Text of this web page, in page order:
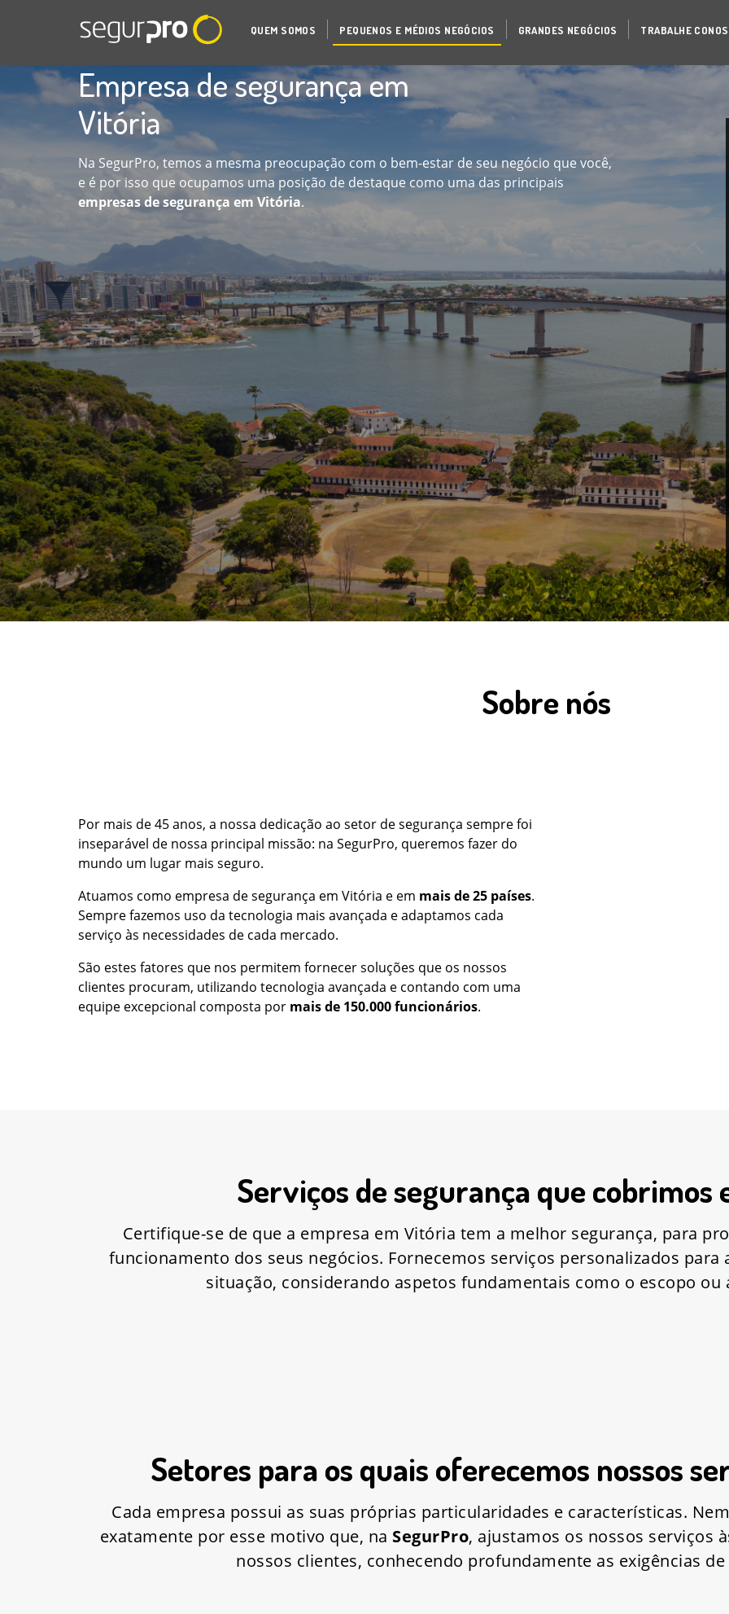
QUEM SOMOS PEQUENOS E MÉDIOS NEGÓCIOS GRANDES NEGÓCIOS TRABALHE
Empresa de segurança em
Vitória
Na SegurPro, temos a mesma preocupação com o bem-estar de seu negócio que você,
e é por isso que ocupamos uma posição de destaque como uma das principais
empresas de segurança em Vitória.
Sobre nós
Por mais de 45 anos, a nossa dedicação ao setor de segurança sempre foi
inseparável de nossa principal missão: na SegurPro, queremos fazer do
mundo um lugar mais seguro.
Atuamos como empresa de segurança em Vitória e em mais de 25 países.
Sempre fazemos uso da tecnologia mais avançada e adaptamos cada
serviço às necessidades de cada mercado.
São estes fatores que nos permitem fornecer soluções que os nossos
clientes procuram, utilizando tecnologia avançada e contando com uma
equipe excepcional composta por mais de 150.000 funcionários.
Serviços de segurança que cobrimos
Certifique-se de que a empresa em Vitória tem a melhor segurança, para
funcionamento dos seus negócios. Fornecemos serviços personalizados para
situação, considerando aspetos fundamentais como o escopo ou
Setores para os quais oferecemos nossos
Cada empresa possui as suas próprias particularidades e características.
exatamente por esse motivo que, na SegurPro, ajustamos os nossos serviços
nossos clientes, conhecendo profundamente as exigências